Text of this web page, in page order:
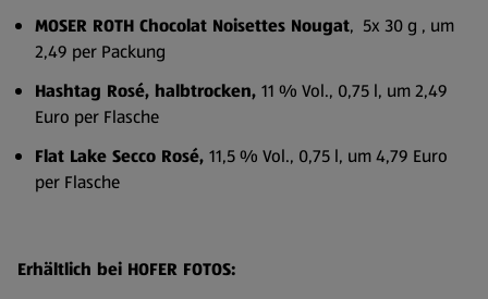
MOSER ROTH Chocolat Noisettes Nougat, 5x 30 g , um
2,49 per Packung
Hashtag Rosé, halbtrocken, 11 % Vol., 0,75 l, um 2,49
Euro per Flasche
Flat Lake Secco Rosé, 11,5 % Vol., 0,75 l, um 4,79 Euro
per Flasche
Erhältlich bei HOFER FOTOS: